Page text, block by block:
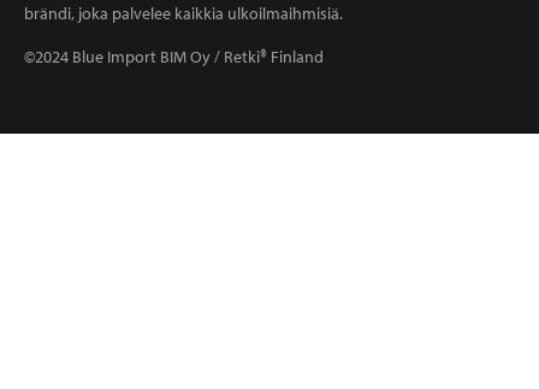
brändi, joka palvelee kaikkia ulkoilmaihmisiä.
©2024 Blue Import BIM Oy / Retki® Finland